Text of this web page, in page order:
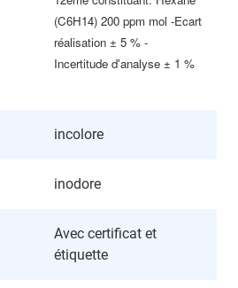
(C6H14) 200 ppm mol -Ecart
réalisation ± 5 % -
Incertitude d'analyse ± 1 %
incolore
inodore
Avec certificat et
étiquette